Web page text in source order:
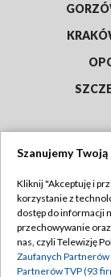
Abonament
Emisja w TVP
Szanujemy
Kliknij "Akceptuję i
korzystanie z
dostęp do informacji
przechowywanie
nas, czyli Telewizję
Zaufanych
Partnerów TVP (93